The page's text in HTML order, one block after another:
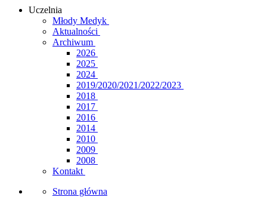
Uczelnia
Młody Medyk
Aktualności
Archiwum
2026
2025
2024
2019/2020/2021/2022/2023
2018
2017
2016
2014
2010
2009
2008
Kontakt
Strona główna